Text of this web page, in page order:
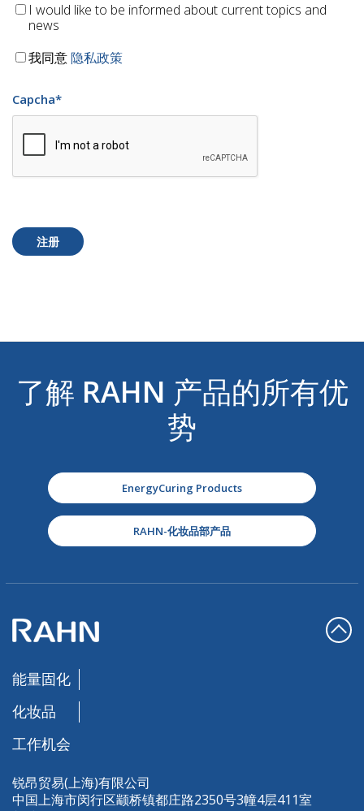
I would like to be informed about current topics and
news
我同意隐私政策
Capcha*
注册
了解 RAHN 产品的所有优
势
EnergyCuring Products
RAHN-化妆品部产品
锐昂贸易(上海)有限公司
中国上海市闵行区颛桥镇都庄路2350号3幢4层411室
能量固化
化妆品
工作机会